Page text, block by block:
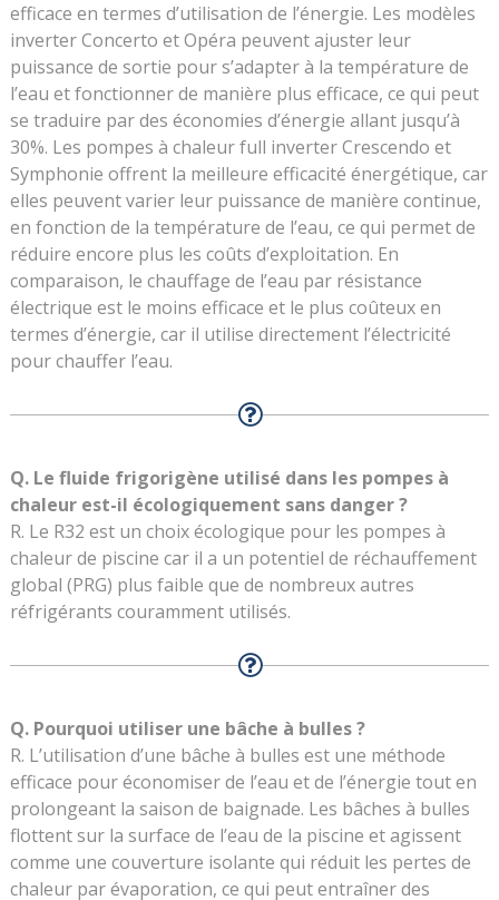
efficace en termes d’utilisation de l’énergie. Les modèles
inverter Concerto et Opéra peuvent ajuster leur
puissance de sortie pour s’adapter à la température de
l’eau et fonctionner de manière plus efficace, ce qui peut
se traduire par des économies d’énergie allant jusqu’à
30%. Les pompes à chaleur full inverter Crescendo et
Symphonie offrent la meilleure efficacité énergétique, car
elles peuvent varier leur puissance de manière continue,
en fonction de la température de l’eau, ce qui permet de
réduire encore plus les coûts d’exploitation. En
comparaison, le chauffage de l’eau par résistance
électrique est le moins efficace et le plus coûteux en
termes d’énergie, car il utilise directement l’électricité
pour chauffer l’eau.
Q. Le fluide frigorigène utilisé dans les pompes à
chaleur est-il écologiquement sans danger ?
R. Le R32 est un choix écologique pour les pompes à
chaleur de piscine car il a un potentiel de réchauffement
global (PRG) plus faible que de nombreux autres
réfrigérants couramment utilisés.
Q. Pourquoi utiliser une bâche à bulles ?
R. L’utilisation d’une bâche à bulles est une méthode
efficace pour économiser de l’eau et de l’énergie tout en
prolongeant la saison de baignade. Les bâches à bulles
flottent sur la surface de l’eau de la piscine et agissent
comme une couverture isolante qui réduit les pertes de
chaleur par évaporation, ce qui peut entraîner des